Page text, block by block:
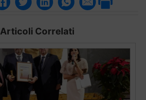
Articoli Correlati